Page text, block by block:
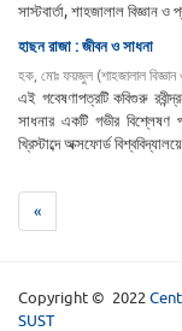
সাস্টবার্তা, শাহজালাল বিজ্ঞান
হাছন রাজা : জীবন ও সাধনা
হক, মোঃ ফয়জুল (শাহজালাল
এই গবেষণাপত্রটি কবিগুরু
সাধনার একটি গভীর বিশ্লেষণ
খ্রিস্টাব্দে অক্সফোর্ড বিশ্ববিদ্যালয়ে
«
Copyright © 2022
SUST